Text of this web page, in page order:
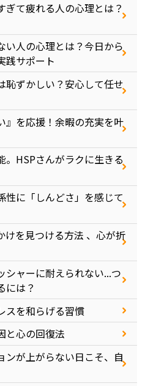
ぎて疲れる人の心理とは？
い人の心理とは？今日から
践サポート
恥ずかしい？安心して任せ
』を応援！余暇の充実を叶
。HSPさんがラクに生きる
性に「しんどさ」を感じて
けを見つける方法 、心が折
シャーに耐えられない...つ
には？
スを和らげる習慣
と心の回復法
ンが上がらない日こそ、自